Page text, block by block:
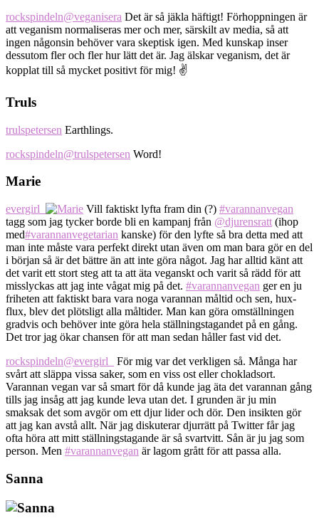
rockspindeln@veganisera Det är så jäkla häftigt! Förhoppningen är
att veganism normaliseras mer och mer, särskilt av media, så att
ingen någonsin behöver vara skeptisk igen. Med kunskap inser
dessutom fler och fler hur lätt det är. Jag älskar veganism, det är
kopplat till så mycket positivt för mig! ✌
Truls
trulspetersen Earthlings.
rockspindeln@trulspetersen Word!
Marie
evergirl_ Vill faktiskt lyfta fram din (?) #varannanvegan
tagg som jag tycker borde bli en kampanj från @djurensratt (ihop
med#varannanvegetarian kanske) för den lyfte så bra detta med att
man inte måste vara perfekt direkt utan även om man bara gör en del
i början så är det bättre än att inte göra något. Jag har alltid känt att
det varit ett stort steg att ta att äta veganskt och varit så rädd för att
misslyckas att jag inte vågat mig på det. #varannanvegan ger en ju
friheten att faktiskt bara vara noga varannan måltid och sen, hux-
flux, blev det plötsligt alla måltider. Man kan göra omställningen
gradvis och behöver inte göra hela ställningstagandet på en gång.
Det tror jag ökar chansen för att man sedan håller fast vid det.
rockspindeln@evergirl_
För mig var det verkligen så. Många har
svårt att släppa vissa saker, som en viss ost eller chokladsort.
Varannan vegan var så smart för då kunde jag äta det varannan gång
tills jag insåg att jag kunde leva utan det. I grunden är ju min
smaksak det som avgör om ett djur lider och dör. Den insikten gör
att jag kan avstå allt. När jag diskuterar djurrätt på Twitter får jag
ofta höra att mitt ställningstagande är så svartvitt. Sån är ju jag som
person. Men #varannanvegan är lagom grått för att passa alla.
Sanna